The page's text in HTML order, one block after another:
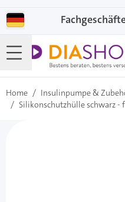
Home / Insulinpumpe &
/ Silikonschutzhülle schwarz -